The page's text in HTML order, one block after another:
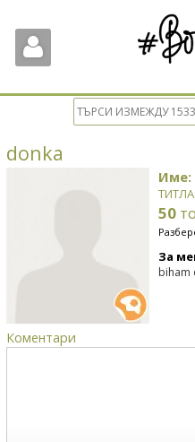
donka
Име:
50
За
biham
Коментари